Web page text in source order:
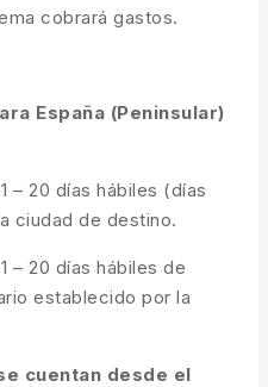
cobrará gastos.
España (Peninsular)
– 20 días hábiles (días
ciudad de destino.
– 20 días hábiles de
establecido por la
cuentan desde el